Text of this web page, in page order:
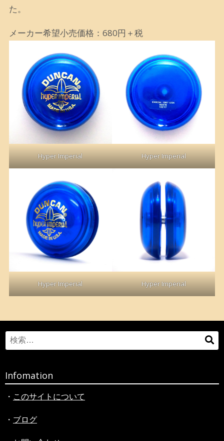
た。
メーカー希望小売価格：680円＋税
Hyper Imperial Hyper Imperial
Hyper Imperial Hyper Imperial
Search
for:
検
Infomation
・ このサイトについて
・ ブログ